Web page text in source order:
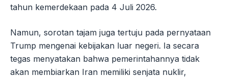
tahun kemerdekaan pada 4 Juli 2026.
Namun, sorotan tajam juga tertuju pada pernyataan
Trump mengenai kebijakan luar negeri. Ia secara
tegas menyatakan bahwa pemerintahannya tidak
akan membiarkan Iran memiliki senjata nuklir,